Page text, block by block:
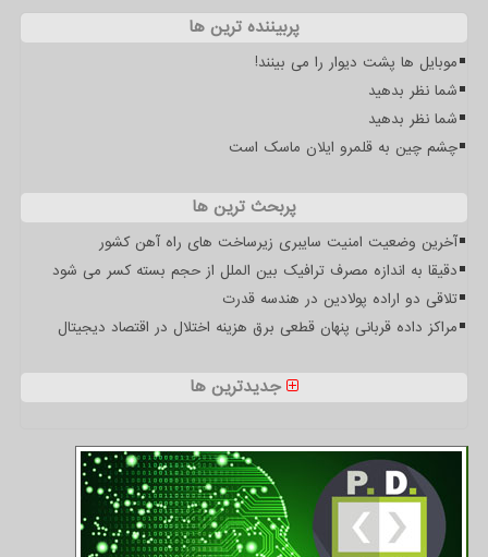
پربیننده ترین ها
موبایل ها پشت دیوار را می بینند!
شما نظر بدهید
شما نظر بدهید
چشم چین به قلمرو ایلان ماسک است
پربحث ترین ها
آخرین وضعیت امنیت سایبری زیرساخت های راه آهن کشور
دقیقا به اندازه مصرف ترافیک بین الملل از حجم بسته کسر می شود
تلاقی دو اراده پولادین در هندسه قدرت
مراکز داده قربانی پنهان قطعی برق هزینه اختلال در اقتصاد دیجیتال
جدیدترین ها